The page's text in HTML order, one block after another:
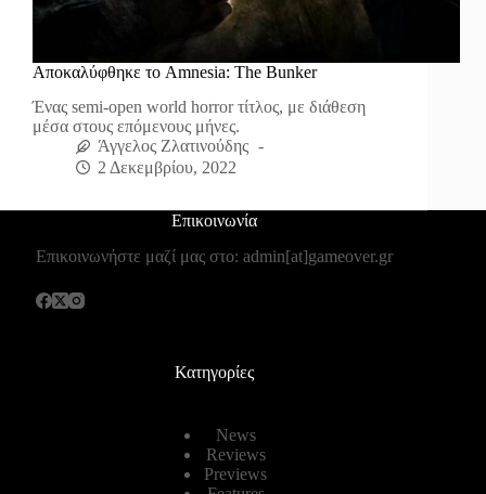
Αποκαλύφθηκε το Amnesia: The Bunker
Ένας semi-open world horror τίτλος, με διάθεση
μέσα στους επόμενους μήνες.
Άγγελος Ζλατινούδης
2 Δεκεμβρίου, 2022
Επικοινωνία
Επικοινωνήστε μαζί μας στο: admin[at]gameover.gr
Κατηγορίες
News
Reviews
Previews